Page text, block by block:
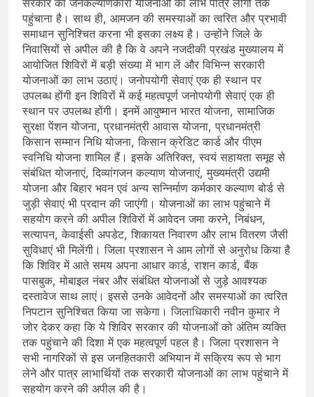
सरकार की जनकल्याणकारी योजनाओं का लाभ पात्र लोगों तक
पहुंचाना है। साथ ही, आमजन की समस्याओं का त्वरित और प्रभावी
समाधान सुनिश्चित करना भी इसका लक्ष्य है। उन्होंने जिले के
निवासियों से अपील की है कि वे अपने नजदीकी प्रखंड मुख्यालय में
आयोजित शिविरों में बड़ी संख्या में भाग लें और विभिन्न सरकारी
योजनाओं का लाभ उठाएं। जनोपयोगी सेवाएं एक ही स्थान पर
उपलब्ध होंगी इन शिविरों में कई महत्वपूर्ण जनोपयोगी सेवाएं एक ही
स्थान पर उपलब्ध होंगी। इनमें आयुष्मान भारत योजना, सामाजिक
सुरक्षा पेंशन योजना, प्रधानमंत्री आवास योजना, प्रधानमंत्री
किसान सम्मान निधि योजना, किसान क्रेडिट कार्ड और पीएम
स्वनिधि योजना शामिल हैं। इसके अतिरिक्त, स्वयं सहायता समूह से
संबंधित योजनाएं, दिव्यांगजन कल्याण योजनाएं, मुख्यमंत्री उद्यमी
योजना और बिहार भवन एवं अन्य सन्निर्माण कर्मकार कल्याण बोर्ड से
जुड़ी सेवाएं भी प्रदान की जाएंगी। योजनाओं का लाभ पहुंचाने में
सहयोग करने की अपील शिविरों में आवेदन जमा करने, निबंधन,
सत्यापन, केवाईसी अपडेट, शिकायत निवारण और लाभ वितरण जैसी
सुविधाएं भी मिलेंगी। जिला प्रशासन ने आम लोगों से अनुरोध किया है
कि शिविर में आते समय अपना आधार कार्ड, राशन कार्ड, बैंक
पासबुक, मोबाइल नंबर और संबंधित योजनाओं से जुड़े आवश्यक
दस्तावेज साथ लाएं। इससे उनके आवेदनों और समस्याओं का त्वरित
निपटान सुनिश्चित किया जा सकेगा। जिलाधिकारी नवीन कुमार ने
जोर देकर कहा कि ये शिविर सरकार की योजनाओं को अंतिम व्यक्ति
तक पहुंचाने की दिशा में एक महत्वपूर्ण पहल है। जिला प्रशासन ने
सभी नागरिकों से इस जनहितकारी अभियान में सक्रिय रूप से भाग
लेने और पात्र लाभार्थियों तक सरकारी योजनाओं का लाभ पहुंचाने में
सहयोग करने की अपील की है।